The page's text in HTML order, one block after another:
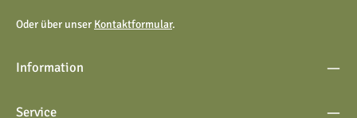
Oder über unser Kontaktformular.
Information
Service